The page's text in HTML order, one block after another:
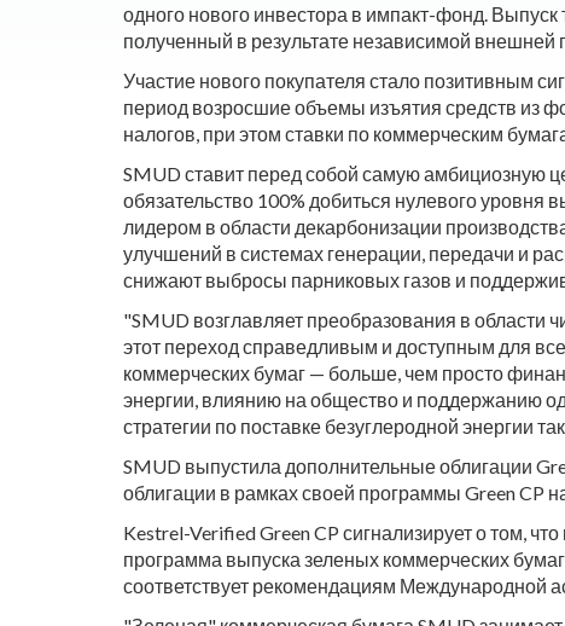
одного нового инвестора в импакт-фонд.
полученный в результате независимой
Участие нового покупателя стало позитивным
период возросшие объемы изъятия средств из
налогов, при этом ставки по коммерческим
SMUD ставит перед собой самую амбициозную
обязательство 100% добиться нулевого
лидером в области декарбонизации
улучшений в системах генерации, передачи и
снижают выбросы парниковых газов и
"SMUD возглавляет преобразования в области
этот переход справедливым и доступным для
коммерческих бумаг — больше, чем просто
энергии, влиянию на общество и поддержанию
стратегии по поставке безуглеродной энергии
SMUD выпустила дополнительные облигации
облигации в рамках своей программы Green CP
Kestrel-Verified Green CP сигнализирует о том,
программа выпуска зеленых коммерческих
соответствует рекомендациям Международной